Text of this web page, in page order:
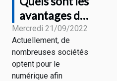
avantages du
marketing
digital ?
Mercredi 21/09/2022
Actuellement, de
nombreuses sociétés
optent pour le
numérique afin